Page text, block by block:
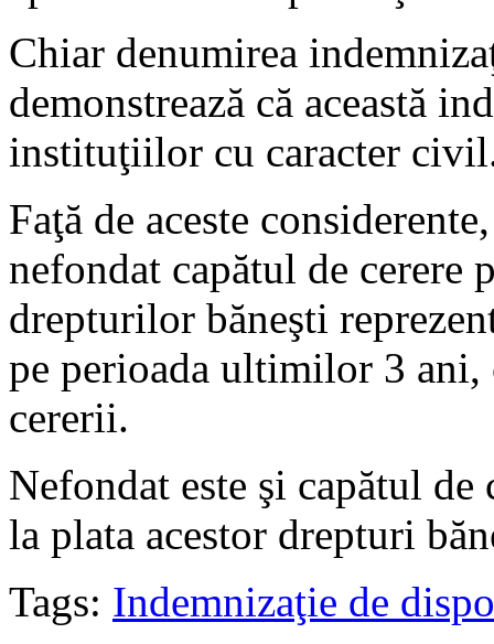
Chiar denumirea
demonstrează că această
instituţiilor cu caracter
Faţă de aceste
nefondat capătul de
drepturilor băneşti
pe perioada ultimilor 3
cererii.
Nefondat este şi capătul
la plata acestor drepturi
Tags: Indemnizaţie de